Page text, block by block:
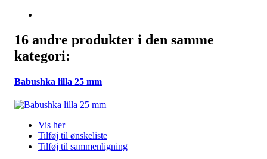
16 andre produkter i den samme
kategori:
Babushka lilla 25 mm
Vis her
Tilføj til ønskeliste
Tilføj til sammenligning